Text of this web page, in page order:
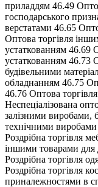
приладдям 46.49
господарського
верстатами 46.65
Оптова торгівля
устаткованням 46.69
устаткованням 46.73
будівельними
обладнанням 46.75
46.76 Оптова
Неспеціалізована
залізними виробами,
технічними виробами
Роздрібна торгівля
іншими товарами для
Роздрібна торгівля
Роздрібна торгівля
приналежностями в